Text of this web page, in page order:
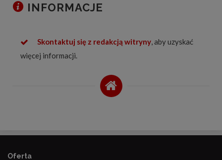
INFORMACJE
Skontaktuj się z redakcją witryny, aby uzyskać
więcej informacji.
Oferta